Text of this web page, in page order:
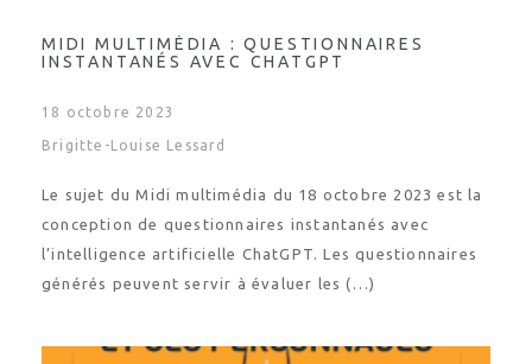
MIDI MULTIMÉDIA : QUESTIONNAIRES
INSTANTANÉS AVEC CHATGPT
18 octobre 2023
Brigitte-Louise Lessard
Le sujet du Midi multimédia du 18 octobre 2023 est la
conception de questionnaires instantanés avec
l’intelligence artificielle ChatGPT. Les questionnaires
générés peuvent servir à évaluer les (…)